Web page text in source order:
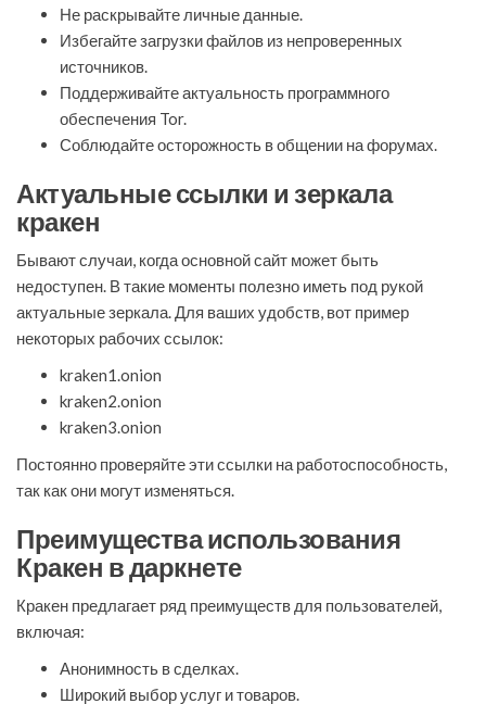
Не раскрывайте личные данные.
Избегайте загрузки файлов из непроверенных
источников.
Поддерживайте актуальность программного
обеспечения Tor.
Соблюдайте осторожность в общении на форумах.
Актуальные ссылки и зеркала
кракен
Бывают случаи, когда основной сайт может быть
недоступен. В такие моменты полезно иметь под рукой
актуальные зеркала. Для ваших удобств, вот пример
некоторых рабочих ссылок:
kraken1.onion
kraken2.onion
kraken3.onion
Постоянно проверяйте эти ссылки на работоспособность,
так как они могут изменяться.
Преимущества использования
Кракен в даркнете
Кракен предлагает ряд преимуществ для пользователей,
включая:
Анонимность в сделках.
Широкий выбор услуг и товаров.